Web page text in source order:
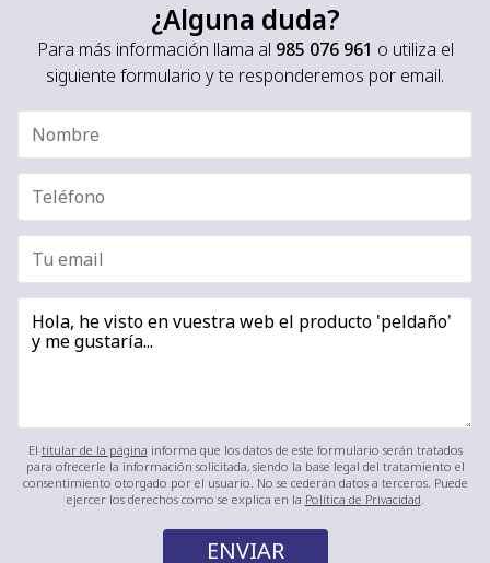
¿Alguna duda?
Para más información llama al 985 076 961 o utiliza el
siguiente formulario y te responderemos por email.
El titular de la página informa que los datos de este formulario serán tratados
para ofrecerle la información solicitada, siendo la base legal del tratamiento el
consentimiento otorgado por el usuario. No se cederán datos a terceros. Puede
ejercer los derechos como se explica en la Política de Privacidad.